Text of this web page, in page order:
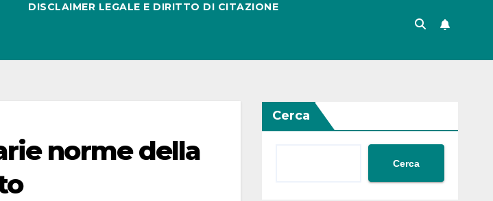
DISCLAIMER LEGALE E DIRITTO DI CITAZIONE
norme della
Cerca
Cerca